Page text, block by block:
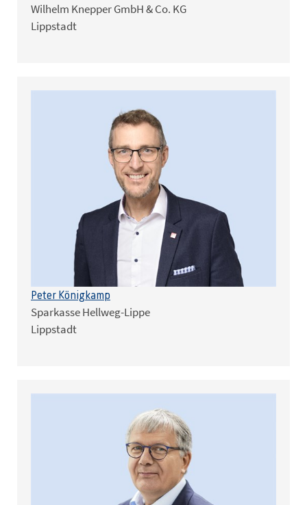
Wilhelm Knepper GmbH & Co. KG
Lippstadt
Peter Königkamp
Sparkasse Hellweg-Lippe
Lippstadt